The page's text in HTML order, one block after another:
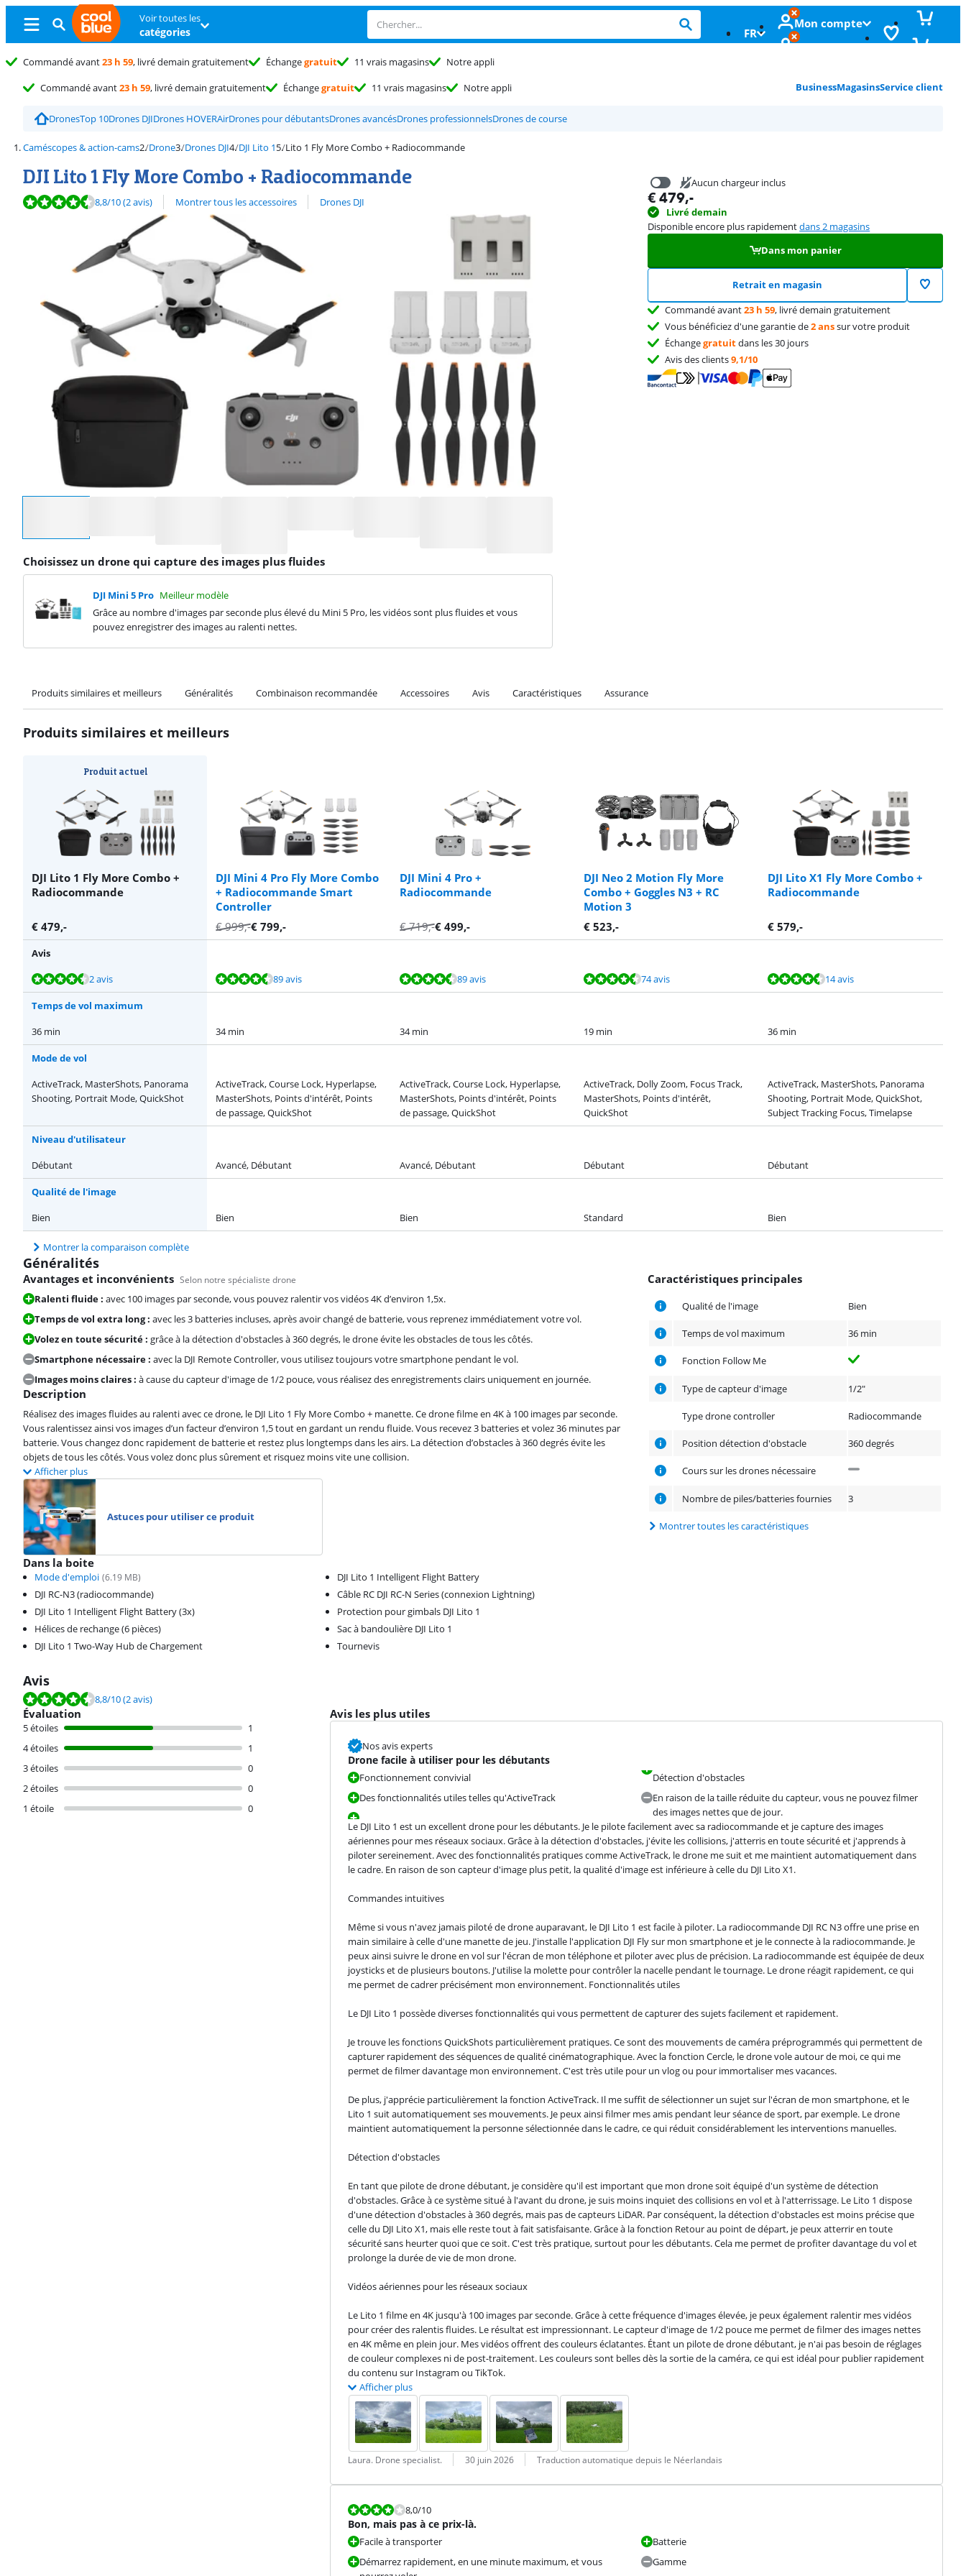
Voir toutes les
catégories FR
Mon compte
Commandé avant23 h 59, livré demain gratuitement Échangegratuit 11 vrais magasins
Notre appli
Commandé avant23 h 59, livré demain gratuitement Échangegratuit 11 vrais magasins Notre appli BusinessMagasinsService client
DronesTop 10Drones DJIDrones HOVERAirDrones pour débutantsDrones avancésDrones professionnelsDrones de course
Caméscopes & action-cams Drone Drones DJI DJI Lito 1 Lito 1 Fly More Combo + Radiocommande
DJI Lito 1 Fly More Combo + Radiocommande
La note est de 8,8 sur 10, basée sur 2 avis.
8,8/10(2 avis) Montrer tous les accessoires
Découvrez l'ensemble des Drones DJI
Choisissez un drone qui capture des images plus fluides
DJI Mini 5 Pro Meilleur modèle
Grâce au nombre d'images par seconde plus élevé du Mini 5 Pro, les vidéos sont plus fluides et vous
pouvez enregistrer des images au ralenti nettes.
Aucun chargeur inclus
€479,-
Livré demain
Disponible encore plus rapidementdans 2 magasins
Dans mon panier
Retrait en magasin
Commandé avant23 h 59, livré demain gratuitement
Vous bénéficiez d'une garantie de2 anssur votre produit
Échangegratuitdans les 30 jours
Avis des clients9,1/10
Produits similaires et meilleurs Généralités Combinaison recommandée Accessoires Avis Caractéristiques Assurance
Produits similaires et meilleurs
Produit actuel
DJI Lito 1 Fly More Combo +
Radiocommande
DJI Mini 4 Pro Fly More Combo
+ Radiocommande Smart
Controller
DJI Mini 4 Pro +
Radiocommande
DJI Neo 2 Motion Fly More
Combo + Goggles N3 + RC
Motion 3
DJI Lito X1 Fly More Combo +
Radiocommande
€ 479,- €999,-€ 799,- €719,-€ 499,- € 523,- € 579,-
Avis
La note est de 8,8 sur 10, basée sur 2 avis.
2 avis
La note est de 8,9 sur 10, basée sur 89 avis. 89 avis
La note est de 8,9 sur 10, basée sur 89 avis. 89 avis
La note est de 8,7 sur 10, basée sur 74 avis. 74 avis
La note est de 9,4 sur 10, basée sur 14 avis. 14 avis
Temps de vol maximum
36 min
34 min 34 min 19 min 36 min
Mode de vol
ActiveTrack, MasterShots, Panorama
Shooting, Portrait Mode, QuickShot
ActiveTrack, Course Lock, Hyperlapse,
MasterShots, Points d'intérêt, Points
de passage, QuickShot
ActiveTrack, Course Lock, Hyperlapse,
MasterShots, Points d'intérêt, Points
de passage, QuickShot
ActiveTrack, Dolly Zoom, Focus Track,
MasterShots, Points d'intérêt,
QuickShot
ActiveTrack, MasterShots, Panorama
Shooting, Portrait Mode, QuickShot,
Subject Tracking Focus, Timelapse
Niveau d'utilisateur
Débutant
Avancé, Débutant Avancé, Débutant Débutant Débutant
Qualité de l'image
Bien
Bien Bien Standard Bien
Montrer la comparaison complète
Généralités
Caractéristiques principales
Qualité de l'image Bien
Temps de vol maximum 36 min
Fonction Follow Me
Type de capteur d'image 1/2"
Type drone controller Radiocommande
Position détection d'obstacle 360 degrés
Cours sur les drones nécessaire
Nombre de piles/batteries fournies 3
Montrer toutes les caractéristiques
Avantages et inconvénients Selon notre spécialiste drone
Ralenti fluide : avec 100 images par seconde, vous pouvez ralentir vos vidéos 4K d’environ 1,5x.
Temps de vol extra long : avec les 3 batteries incluses, après avoir changé de batterie, vous reprenez immédiatement votre vol.
Volez en toute sécurité : grâce à la détection d'obstacles à 360 degrés, le drone évite les obstacles de tous les côtés.
Smartphone nécessaire : avec la DJI Remote Controller, vous utilisez toujours votre smartphone pendant le vol.
Images moins claires : à cause du capteur d'image de 1/2 pouce, vous réalisez des enregistrements clairs uniquement en journée.
Description
Réalisez des images fluides au ralenti avec ce drone, le DJI Lito 1 Fly More Combo + manette. Ce drone filme en 4K à 100 images par seconde.
Vous ralentissez ainsi vos images d’un facteur d’environ 1,5 tout en gardant un rendu fluide. Vous recevez 3 batteries et volez 36 minutes par
batterie. Vous changez donc rapidement de batterie et restez plus longtemps dans les airs. La détection d’obstacles à 360 degrés évite les
objets de tous les côtés. Vous volez donc plus sûrement et risquez moins vite une collision.
Afficher plus
Astuces pour utiliser ce produit
Dans la boite
Mode d'emploi (6.19 MB)
DJI RC-N3 (radiocommande)
DJI Lito 1 Intelligent Flight Battery (3x)
Hélices de rechange (6 pièces)
DJI Lito 1 Two-Way Hub de Chargement
DJI Lito 1 Intelligent Flight Battery
Câble RC DJI RC-N Series (connexion Lightning)
Protection pour gimbals DJI Lito 1
Sac à bandoulière DJI Lito 1
Tournevis
Avis
La note est de 8,8 sur 10, basée sur 2 avis.
8,8/10(2 avis)
Évaluation
5 étoiles
1
4 étoiles
1
3 étoiles
0
2 étoiles
0
1 étoile
0
Avis les plus utiles
Nos avis experts
Drone facile à utiliser pour les débutants
Fonctionnement convivial
Des fonctionnalités utiles telles qu'ActiveTrack
Détection d'obstacles
En raison de la taille réduite du capteur, vous ne pouvez filmer
des images nettes que de jour.
Le DJI Lito 1 est un excellent drone pour les débutants. Je le pilote facilement avec sa radiocommande et je capture des images
aériennes pour mes réseaux sociaux. Grâce à la détection d'obstacles, j'évite les collisions, j'atterris en toute sécurité et j'apprends à
piloter sereinement. Avec des fonctionnalités pratiques comme ActiveTrack, le drone me suit et me maintient automatiquement dans
le cadre. En raison de son capteur d'image plus petit, la qualité d'image est inférieure à celle du DJI Lito X1.
Commandes intuitives
Même si vous n'avez jamais piloté de drone auparavant, le DJI Lito 1 est facile à piloter. La radiocommande DJI RC N3 offre une prise en
main similaire à celle d'une manette de jeu. J'installe l'application DJI Fly sur mon smartphone et je le connecte à la radiocommande. Je
peux ainsi suivre le drone en vol sur l'écran de mon téléphone et piloter avec plus de précision. La radiocommande est équipée de deux
joysticks et de plusieurs boutons. J'utilise la molette pour contrôler la nacelle pendant le tournage. Le drone réagit rapidement, ce qui
me permet de cadrer précisément mon environnement. Fonctionnalités utiles
Le DJI Lito 1 possède diverses fonctionnalités qui vous permettent de capturer des sujets facilement et rapidement.
Je trouve les fonctions QuickShots particulièrement pratiques. Ce sont des mouvements de caméra préprogrammés qui permettent de
capturer rapidement des séquences de qualité cinématographique. Avec la fonction Cercle, le drone vole autour de moi, ce qui me
permet de filmer davantage mon environnement. C'est très utile pour un vlog ou pour immortaliser mes vacances.
De plus, j'apprécie particulièrement la fonction ActiveTrack. Il me suffit de sélectionner un sujet sur l'écran de mon smartphone, et le
Lito 1 suit automatiquement ses mouvements. Je peux ainsi filmer mes amis pendant leur séance de sport, par exemple. Le drone
maintient automatiquement la personne sélectionnée dans le cadre, ce qui réduit considérablement les interventions manuelles.
Détection d'obstacles
En tant que pilote de drone débutant, je considère qu'il est important que mon drone soit équipé d'un système de détection
d'obstacles. Grâce à ce système situé à l'avant du drone, je suis moins inquiet des collisions en vol et à l'atterrissage. Le Lito 1 dispose
d'une détection d'obstacles à 360 degrés, mais pas de capteurs LiDAR. Par conséquent, la détection d'obstacles est moins précise que
celle du DJI Lito X1, mais elle reste tout à fait satisfaisante. Grâce à la fonction Retour au point de départ, je peux atterrir en toute
sécurité sans heurter quoi que ce soit. C'est très pratique, surtout pour les débutants. Cela me permet de profiter davantage du vol et
prolonge la durée de vie de mon drone.
Vidéos aériennes pour les réseaux sociaux
Le Lito 1 filme en 4K jusqu'à 100 images par seconde. Grâce à cette fréquence d'images élevée, je peux également ralentir mes vidéos
pour créer des ralentis fluides. Le résultat est impressionnant. Le capteur d'image de 1/2 pouce me permet de filmer des images nettes
en 4K même en plein jour. Mes vidéos offrent des couleurs éclatantes. Étant un pilote de drone débutant, je n'ai pas besoin de réglages
de couleur complexes ni de post-traitement. Les couleurs sont belles dès la sortie de la caméra, ce qui est idéal pour publier rapidement
du contenu sur Instagram ou TikTok.
Afficher plus
Évaluation par :
Laura. Drone specialist.
Date : 30 juin 2026
Traduction : Traduction automatique depuis le Néerlandais
La note est 8,0 sur 10.
8,0/10
Bon, mais pas à ce prix-là.
Facile à transporter
Démarrez rapidement, en une minute maximum, et vous
Batterie
Gamme